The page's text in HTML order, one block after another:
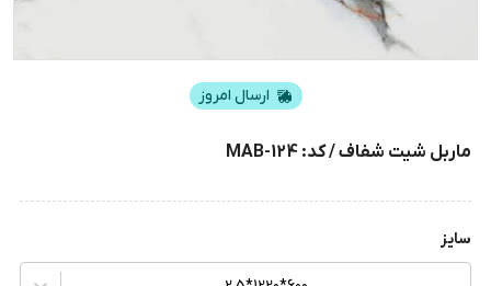
ارسال امروز
ماربل شیت شفاف / کد: MAB-124
سایز